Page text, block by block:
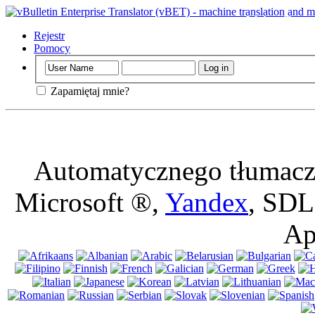
Ważne: Ta
Rejestr
Pomocy
Zapamiętaj mnie?
Automatycznego
Microsoft ®, Yandex,